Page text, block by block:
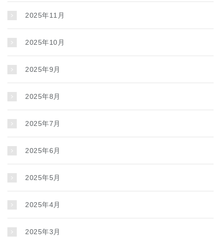
2025年11月
2025年10月
2025年9月
2025年8月
2025年7月
2025年6月
2025年5月
2025年4月
2025年3月